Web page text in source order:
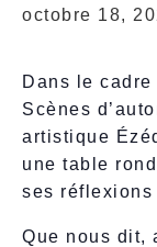
octobre 18,
Dans le
Scènes
artistique
une table
ses réflexions
Que nous dit,